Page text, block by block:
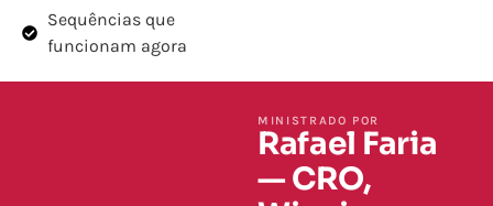
Sequências que
funcionam agora
MINISTRADO POR
Rafael Faria
— CRO,